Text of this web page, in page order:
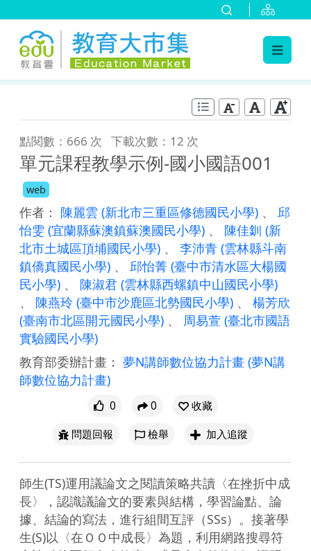
點閱數：666 次 下載次數：12 次
單元課程教學示例-國小國語001
web
作者： 陳麗雲 (新北市三重區修德國民小學) 、 邱
怡雯 (宜蘭縣蘇澳鎮蘇澳國民小學) 、 陳佳釧 (新
北市土城區頂埔國民小學) 、 李沛青 (雲林縣斗南
鎮僑真國民小學) 、 邱怡菁 (臺中市清水區大楊國
民小學) 、 陳淑君 (雲林縣西螺鎮中山國民小學)
、 陳燕玲 (臺中市沙鹿區北勢國民小學) 、 楊芳欣
(臺南市北區開元國民小學) 、 周易萱 (臺北市國語
實驗國民小學)
教育部委辦計畫： 夢N講師數位協力計畫 (夢N講
師數位協力計畫)
0 0
收藏
問題回報
檢舉 加入追蹤
師生(TS)運用議論文之閱讀策略共讀〈在挫折中成
長〉，認識議論文的要素與結構，學習論點、論
據、結論的寫法，進行組間互評（SSs）。接著學
生(S)以〈在ＯＯ中成長〉為題，利用網路搜尋符